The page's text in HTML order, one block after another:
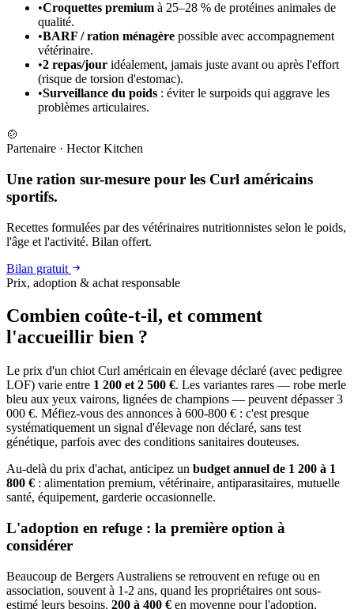
•Croquettes premium à 25–28 % de protéines animales de
qualité.
•BARF / ration ménagère possible avec accompagnement
vétérinaire.
•2 repas/jour idéalement, jamais juste avant ou après l'effort
(risque de torsion d'estomac).
•Surveillance du poids : éviter le surpoids qui aggrave les
problèmes articulaires.
🍲
Partenaire · Hector Kitchen
Une ration sur-mesure pour les Curl américains
sportifs.
Recettes formulées par des vétérinaires nutritionnistes selon le poids,
l'âge et l'activité. Bilan offert.
Bilan gratuit
Prix, adoption & achat responsable
Combien coûte-t-il, et comment
l'accueillir bien ?
Le prix d'un chiot Curl américain en élevage déclaré (avec pedigree
LOF) varie entre 1 200 et 2 500 €. Les variantes rares — robe merle
bleu aux yeux vairons, lignées de champions — peuvent dépasser 3
000 €. Méfiez-vous des annonces à 600-800 € : c'est presque
systématiquement un signal d'élevage non déclaré, sans test
génétique, parfois avec des conditions sanitaires douteuses.
Au-delà du prix d'achat, anticipez un budget annuel de 1 200 à 1
800 € : alimentation premium, vétérinaire, antiparasitaires, mutuelle
santé, équipement, garderie occasionnelle.
L'adoption en refuge : la première option à
considérer
Beaucoup de Bergers Australiens se retrouvent en refuge ou en
association, souvent à 1-2 ans, quand les propriétaires ont sous-
estimé leurs besoins. 200 à 400 € en moyenne pour l'adoption,